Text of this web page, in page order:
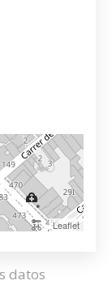
Leaflet
datos